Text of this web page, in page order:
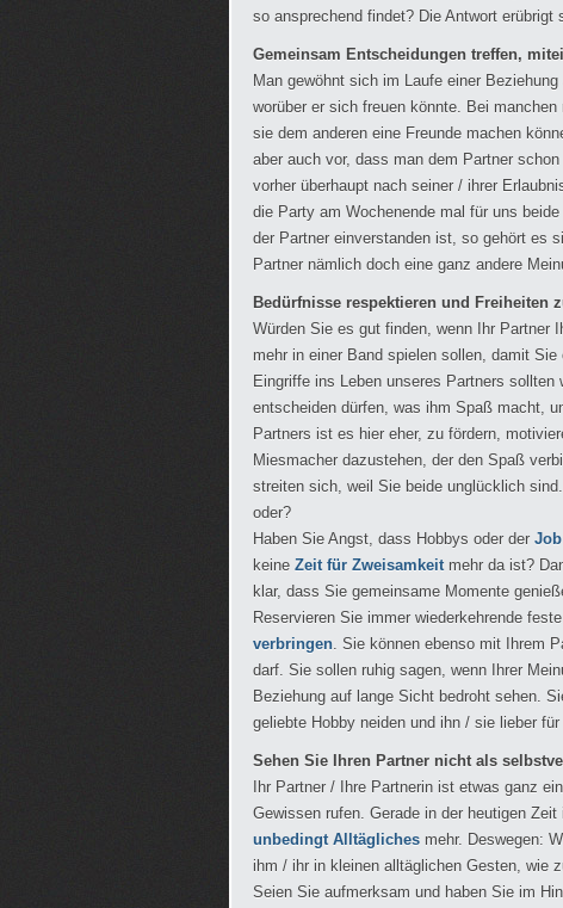
so ansprechend findet? Die Antwort erübrigt
Gemeinsam Entscheidungen treffen,
Man gewöhnt sich im Laufe einer
worüber er sich freuen könnte. Bei
sie dem anderen eine Freunde machen
aber auch vor, dass man dem Partner
vorher überhaupt nach seiner / ihrer
die Party am Wochenende mal für uns
der Partner einverstanden ist, so gehört es
Partner nämlich doch eine ganz andere
Bedürfnisse respektieren und Freiheiten
Würden Sie es gut finden, wenn Ihr Partner
mehr in einer Band spielen sollen, damit
Eingriffe ins Leben unseres Partners
entscheiden dürfen, was ihm Spaß macht,
Partners ist es hier eher, zu fördern,
Miesmacher dazustehen, der den Spaß
streiten sich, weil Sie beide unglücklich
oder?
Haben Sie Angst, dass Hobbys oder der
keine Zeit für Zweisamkeit mehr da ist?
klar, dass Sie gemeinsame Momente
Reservieren Sie immer wiederkehrende
verbringen. Sie können ebenso mit Ihrem
darf. Sie sollen ruhig sagen, wenn Ihrer
Beziehung auf lange Sicht bedroht sehen.
geliebte Hobby neiden und ihn / sie lieber
Sehen Sie Ihren Partner nicht als
Ihr Partner / Ihre Partnerin ist etwas ganz
Gewissen rufen. Gerade in der heutigen Zeit
unbedingt Alltägliches mehr. Deswegen:
ihm / ihr in kleinen alltäglichen Gesten, wie
Seien Sie aufmerksam und haben Sie im